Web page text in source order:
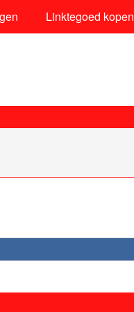
Linktegoed kopen